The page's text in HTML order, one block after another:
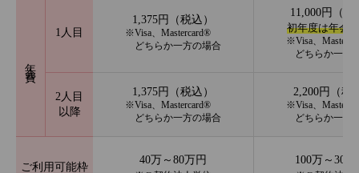
1人目
1,375円（税込）
※Visa、Mastercard®
どちらか一方の場合
11,000円（税
初年度は年会
※Visa、
どちらか一方
2人目
以降
1,375円（税込）
※Visa、Mastercard®
どちらか一方の場合
2,200円（税
※Visa、
どちらか一方
ご利用可能枠
40万～80万円 100万～300